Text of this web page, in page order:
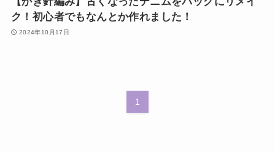
ク！初心者でもなんとか作れました！
2024年10月17日
1